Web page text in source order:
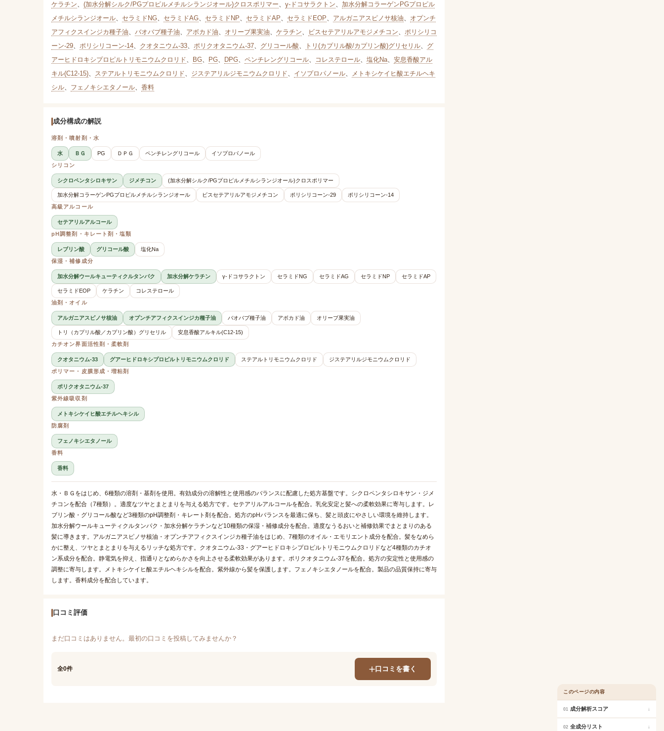
ケラチン、 (加水分解シルク/PGプロピルメチルシランジオール)クロスポリマー、 γ-ドコサラクトン、 加水分解コラーゲンPGプロピル
メチルシランジオール、 セラミドNG、 セラミドAG、 セラミドNP、 セラミドAP、 セラミドEOP、 アルガニアスピノサ核油、 オプンチ
アフィクスインジカ種子油、 バオバブ種子油、 アボカド油、 オリーブ果実油、 ケラチン、 ビスセテアリルアモジメチコン、 ポリシリコ
ーン-29、 ポリシリコーン-14、 クオタニウム-33、 ポリクオタニウム-37、 グリコール酸、 トリ(カプリル酸/カプリン酸)グリセリル、 グ
アーヒドロキシプロピルトリモニウムクロリド、 BG、 PG、 DPG、 ペンチレングリコール、 コレステロール、 塩化Na、 安息香酸アル
キル(C12-15)、 ステアルトリモニウムクロリド、 ジステアリルジモニウムクロリド、 イソプロパノール、
メトキシケイヒ酸エチルヘキ
シル、 フェノキシエタノール、 香料
成分構成の解説
溶剤・噴射剤・水
水 ＢＧ PG ＤＰＧ ペンチレングリコール
イソプロパノール
シリコン
シクロペンタシロキサン ジメチコン (加水分解シルク/PGプロピルメチルシランジオール)クロスポリマー
加水分解コラーゲンPGプロピルメチルシランジオール ビスセテアリルアモジメチコン ポリシリコーン-29
ポリシリコーン-14
高級アルコール
セテアリルアルコール
pH調整剤・キレート剤・塩類
レブリン酸 グリコール酸
塩化Na
保湿・補修成分
加水分解ウールキューティクルタンパク 加水分解ケラチン γ-ドコサラクトン セラミドNG セラミドAG セラミドNP セラミドAP
セラミドEOP ケラチン
コレステロール
油剤・オイル
アルガニアスピノサ核油 オプンチアフィクスインジカ種子油 バオバブ種子油 アボカド油 オリーブ果実油
トリ（カプリル酸／カプリン酸）グリセリル
安息香酸アルキル(C12-15)
カチオン界面活性剤・柔軟剤
クオタニウム-33 グアーヒドロキシプロピルトリモニウムクロリド ステアルトリモニウムクロリド
ジステアリルジモニウムクロリド
ポリマー・皮膜形成・増粘剤
ポリクオタニウム-37
紫外線吸収剤
メトキシケイヒ酸エチルヘキシル
防腐剤
フェノキシエタノール
香料
香料
水・ＢＧをはじめ、6種類の溶剤・基剤を使用。有効成分の溶解性と使用感のバランスに配慮した処方基盤です。シクロペンタシロキサン・ジメ
チコンを配合（7種類）。適度なツヤとまとまりを与える処方です。セテアリルアルコールを配合。乳化安定と髪への柔軟効果に寄与します。レ
ブリン酸・グリコール酸など3種類のpH調整剤・キレート剤を配合。処方のpHバランスを最適に保ち、髪と頭皮にやさしい環境を維持します。
加水分解ウールキューティクルタンパク・加水分解ケラチンなど10種類の保湿・補修成分を配合。適度なうるおいと補修効果でまとまりのある
髪に導きます。アルガニアスピノサ核油・オプンチアフィクスインジカ種子油をはじめ、7種類のオイル・エモリエント成分を配合。髪をなめら
かに整え、ツヤとまとまりを与えるリッチな処方です。クオタニウム-33・グアーヒドロキシプロピルトリモニウムクロリドなど4種類のカチオ
ン系成分を配合。静電気を抑え、指通りとなめらかさを向上させる柔軟効果があります。ポリクオタニウム-37を配合。処方の安定性と使用感の
調整に寄与します。メトキシケイヒ酸エチルヘキシルを配合。紫外線から髪を保護します。フェノキシエタノールを配合。製品の品質保持に寄与
します。香料成分を配合しています。
口コミ評価
まだ口コミはありません。最初の口コミを投稿してみませんか？
全0件 口コミを書く
このページの内容
01 成分解析スコア ↓
02 全成分リスト ↓